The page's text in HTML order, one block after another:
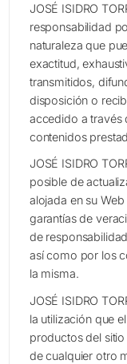
JOSÉ ISIDRO
responsabilidad
naturaleza que
exactitud,
transmitidos,
disposición o
accedido a través
contenidos
JOSÉ ISIDRO
posible de
alojada en su
garantías de
de
así como por los
la misma.
JOSÉ ISIDRO
la utilización que
productos del
de cualquier otro